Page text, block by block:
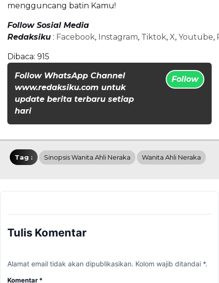
mengguncang batin Kamu!
Follow Sosial Media
Redaksiku : Facebook, Instagram, Tiktok, X, Youtube,
Dibaca: 915
Follow WhatsApp Channel
www.redaksiku.com untuk
update berita terbaru setiap
hari
Follow
Tag : Sinopsis Wanita Ahli Neraka Wanita Ahli Neraka
Tulis Komentar